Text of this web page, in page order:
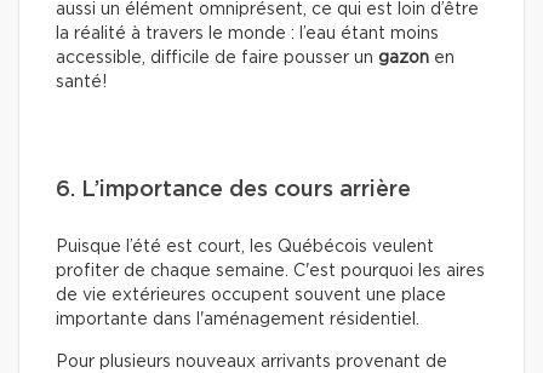
aussi un élément omniprésent, ce qui est loin d’être
la réalité à travers le monde : l’eau étant moins
accessible, difficile de faire pousser un gazon en
santé!
6. L’importance des cours arrière
Puisque l’été est court, les Québécois veulent
profiter de chaque semaine. C'est pourquoi les aires
de vie extérieures occupent souvent une place
importante dans l'aménagement résidentiel.
Pour plusieurs nouveaux arrivants provenant de